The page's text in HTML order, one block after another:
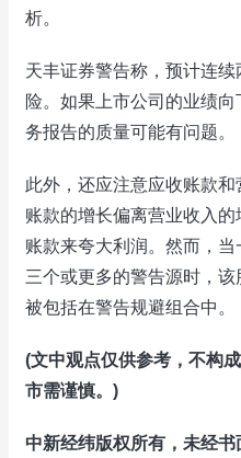
析。
天丰证券警告称，预计连
险。如果上市公司的业绩
务报告的质量可能有问题。
此外，还应注意应收账款
账款的增长偏离营业收入
账款来夸大利润。然而，
三个或更多的警告源时，
被包括在警告规避组合中。
(文中观点仅供参考，不构
市需谨慎。)
中新经纬版权所有，未经